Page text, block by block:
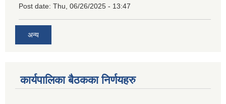
Post date: Thu, 06/26/2025 - 13:47
अन्य
कार्यपालिका बैठकका निर्णयहरु